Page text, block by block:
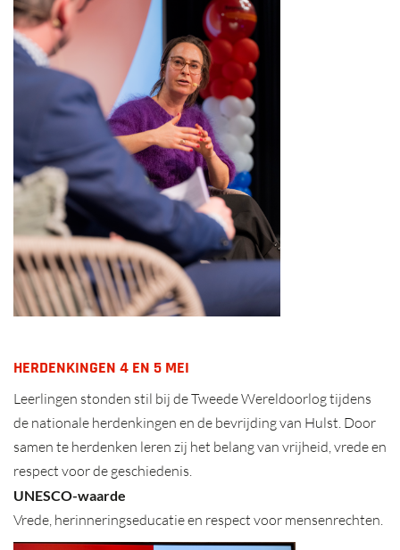
HERDENKINGEN 4 EN 5 MEI
Leerlingen stonden stil bij de Tweede Wereldoorlog tijdens
de nationale herdenkingen en de bevrijding van Hulst. Door
samen te herdenken leren zij het belang van vrijheid, vrede en
respect voor de geschiedenis.
UNESCO-waarde
Vrede, herinneringseducatie en respect voor mensenrechten.